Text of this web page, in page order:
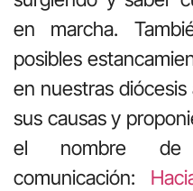
en marcha.
posibles
en nuestras
sus causas y
el nombre
comunicación: